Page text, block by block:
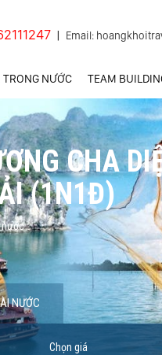
Email:
TRONG NƯỚC TEAM
CHA
(1N1Đ)
NƯỚC
Chọn giá